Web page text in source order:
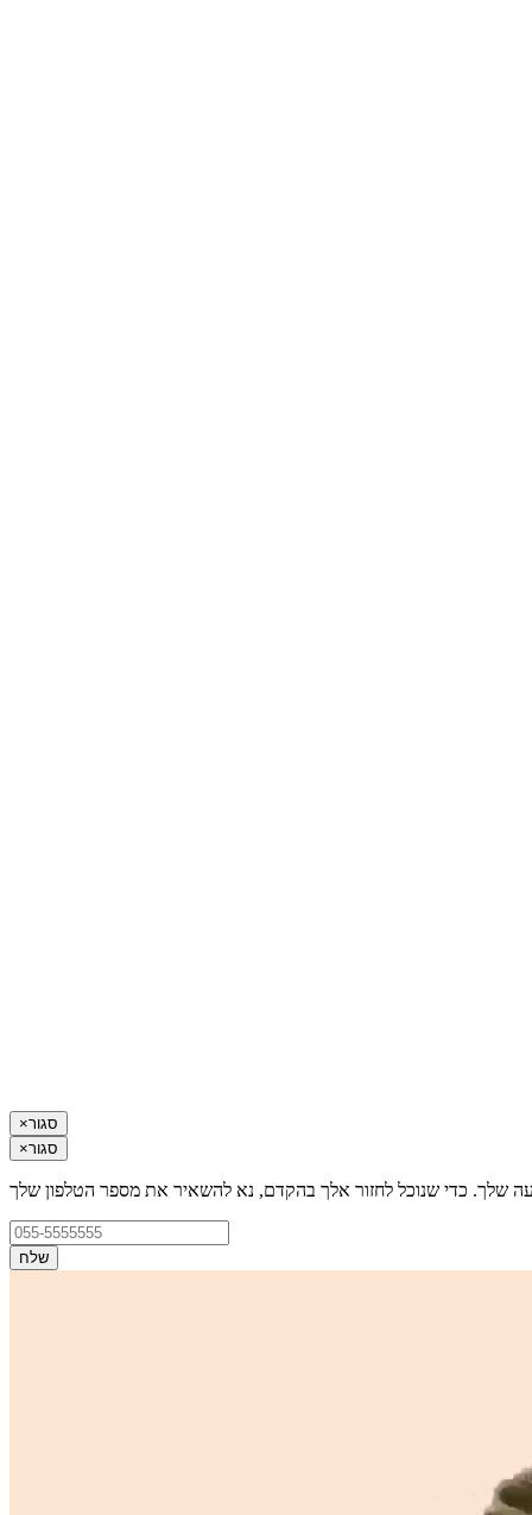
×סגור
×סגור
שלך. כדי שנוכל לחזור אלך בהקדם, נא להשאיר את מספר הטלפון שלך
שלח